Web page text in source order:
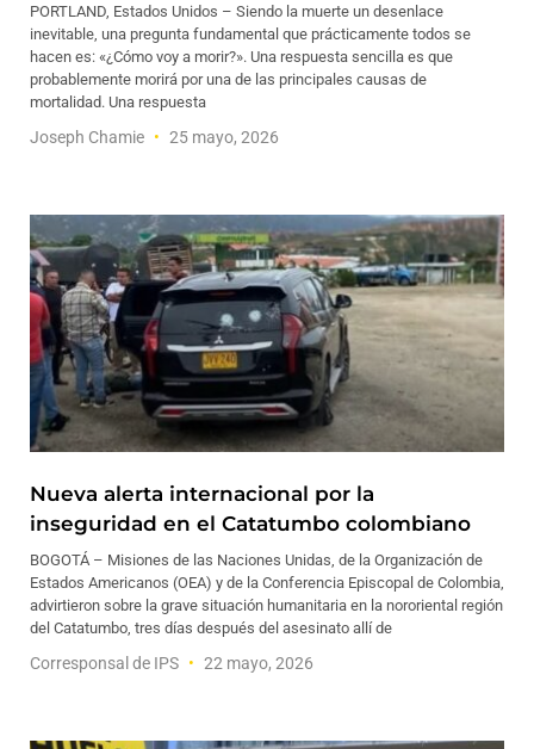
PORTLAND, Estados Unidos – Siendo la muerte un desenlace
inevitable, una pregunta fundamental que prácticamente todos se
hacen es: «¿Cómo voy a morir?». Una respuesta sencilla es que
probablemente morirá por una de las principales causas de
mortalidad. Una respuesta
Joseph Chamie 25 mayo, 2026
Nueva alerta internacional por la
inseguridad en el Catatumbo colombiano
BOGOTÁ – Misiones de las Naciones Unidas, de la Organización de
Estados Americanos (OEA) y de la Conferencia Episcopal de Colombia,
advirtieron sobre la grave situación humanitaria en la nororiental región
del Catatumbo, tres días después del asesinato allí de
Corresponsal de IPS 22 mayo, 2026